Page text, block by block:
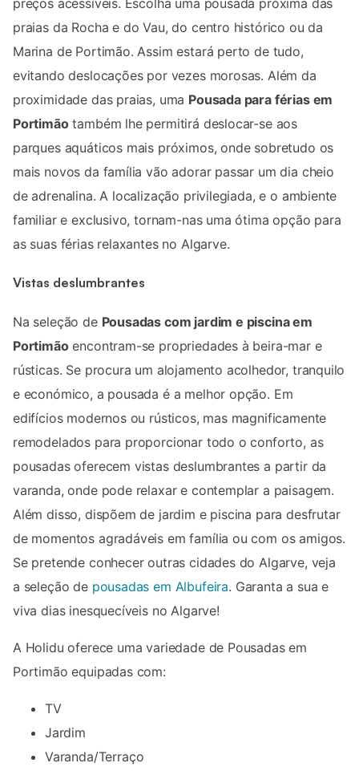
preços acessíveis. Escolha uma pousada próxima das
praias da Rocha e do Vau, do centro histórico ou da
Marina de Portimão. Assim estará perto de tudo,
evitando deslocações por vezes morosas. Além da
proximidade das praias, uma Pousada para férias em
Portimãotambém lhe permitirá deslocar-se aos
parques aquáticos mais próximos, onde sobretudo os
mais novos da família vão adorar passar um dia cheio
de adrenalina. A localização privilegiada, e o ambiente
familiar e exclusivo, tornam-nas uma ótima opção para
as suas férias relaxantes no Algarve.
Vistas deslumbrantes
Na seleção de Pousadas com jardim e piscina em
Portimãoencontram-se propriedades à beira-mar e
rústicas. Se procura um alojamento acolhedor, tranquilo
e económico, a pousada é a melhor opção. Em
edifícios modernos ou rústicos, mas magnificamente
remodelados para proporcionar todo o conforto, as
pousadas oferecem vistas deslumbrantes a partir da
varanda, onde pode relaxar e contemplar a paisagem.
Além disso, dispõem de jardim e piscina para desfrutar
de momentos agradáveis em família ou com os amigos.
Se pretende conhecer outras cidades do Algarve, veja
a seleção de pousadas em Albufeira. Garanta a sua e
viva dias inesquecíveis no Algarve!
A Holidu oferece uma variedade de Pousadas em
Portimão equipadas com:
TV
Jardim
Varanda/Terraço